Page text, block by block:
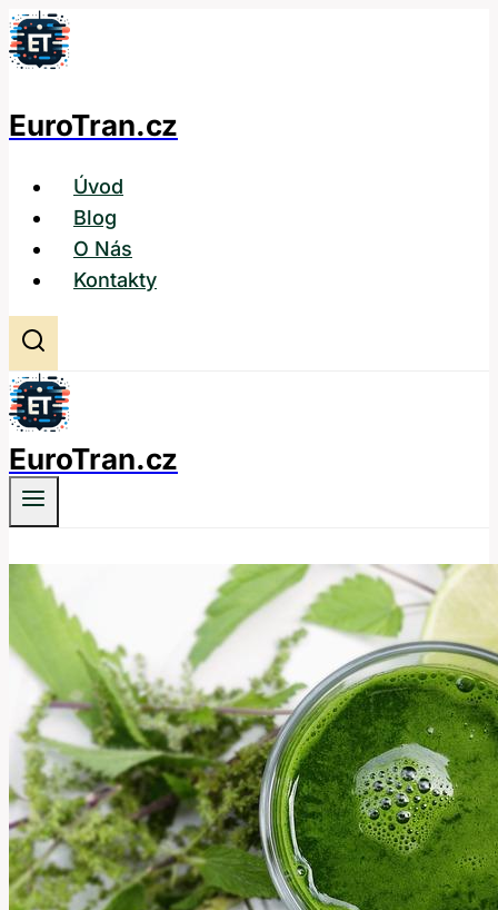
Přeskočit
na
EuroTran.cz
Úvod
Blog
O Nás
Kontakty
EuroTran.cz